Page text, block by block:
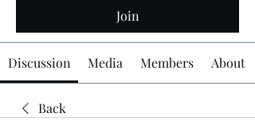
Join
Discussion Media Members About
Back